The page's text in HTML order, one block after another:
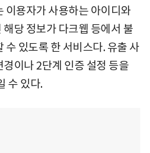
이용자가 사용하는 아이디와
당 정보가 다크웹 등에서 불
수 있도록 한 서비스다. 유출 사
이나 2단계 인증 설정 등을
수 있다.